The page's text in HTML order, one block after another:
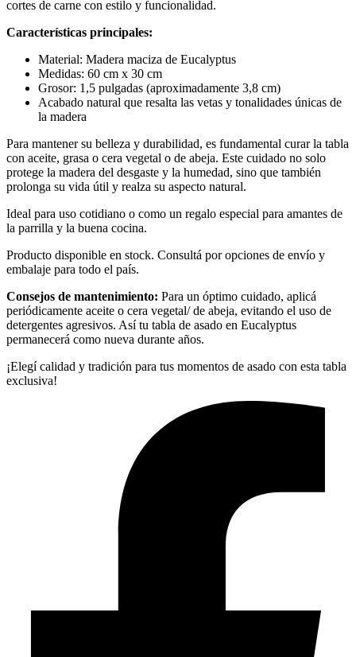
cortes de carne con estilo y funcionalidad.
Características principales:
Material: Madera maciza de Eucalyptus
Medidas: 60 cm x 30 cm
Grosor: 1,5 pulgadas (aproximadamente 3,8 cm)
Acabado natural que resalta las vetas y tonalidades únicas de
la madera
Para mantener su belleza y durabilidad, es fundamental curar la tabla
con aceite, grasa o cera vegetal o de abeja. Este cuidado no solo
protege la madera del desgaste y la humedad, sino que también
prolonga su vida útil y realza su aspecto natural.
Ideal para uso cotidiano o como un regalo especial para amantes de
la parrilla y la buena cocina.
Producto disponible en stock. Consultá por opciones de envío y
embalaje para todo el país.
Consejos de mantenimiento: Para un óptimo cuidado, aplicá
periódicamente aceite o cera vegetal/ de abeja, evitando el uso de
detergentes agresivos. Así tu tabla de asado en Eucalyptus
permanecerá como nueva durante años.
¡Elegí calidad y tradición para tus momentos de asado con esta tabla
exclusiva!